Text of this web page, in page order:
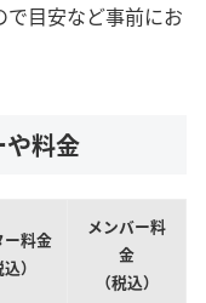
で目安など事前にお
や料金
ー料金
込）
メンバー料
金
（税込）